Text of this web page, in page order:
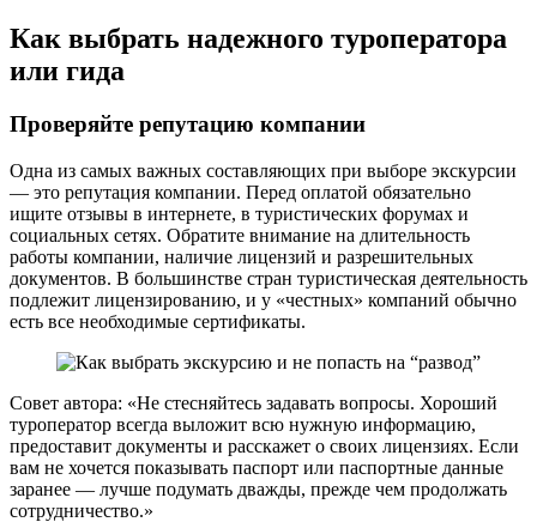
Как выбрать надежного туроператора
или гида
Проверяйте репутацию компании
Одна из самых важных составляющих при выборе экскурсии
— это репутация компании. Перед оплатой обязательно
ищите отзывы в интернете, в туристических форумах и
социальных сетях. Обратите внимание на длительность
работы компании, наличие лицензий и разрешительных
документов. В большинстве стран туристическая деятельность
подлежит лицензированию, и у «честных» компаний обычно
есть все необходимые сертификаты.
Совет автора: «Не стесняйтесь задавать вопросы. Хороший
туроператор всегда выложит всю нужную информацию,
предоставит документы и расскажет о своих лицензиях. Если
вам не хочется показывать паспорт или паспортные данные
заранее — лучше подумать дважды, прежде чем продолжать
сотрудничество.»